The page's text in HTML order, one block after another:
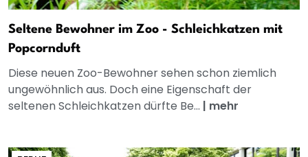
Seltene Bewohner im Zoo - Schleichkatzen mit
Popcornduft
Diese neuen Zoo-Bewohner sehen schon ziemlich
ungewöhnlich aus. Doch eine Eigenschaft der
seltenen Schleichkatzen dürfte Be... | mehr